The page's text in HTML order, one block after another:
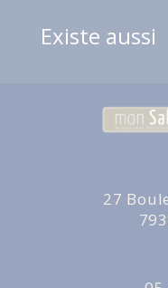
Existe aussi
27